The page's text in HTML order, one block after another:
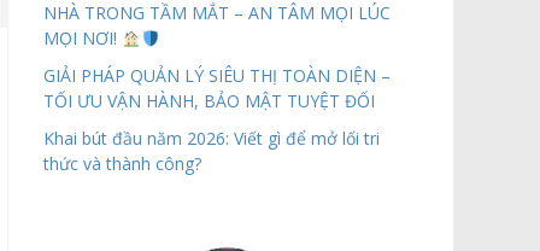
NHÀ TRONG TẦM MẮT – AN TÂM MỌI LÚC
MỌI NƠI!
GIẢI PHÁP QUẢN LÝ SIÊU THỊ TOÀN DIỆN –
TỐI ƯU VẬN HÀNH, BẢO MẬT TUYỆT ĐỐI
Khai bút đầu năm 2026: Viết gì để mở lối tri
thức và thành công?